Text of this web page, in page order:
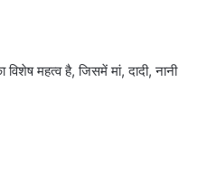
विशेष महत्व है, जिसमें मां, दादी, नानी